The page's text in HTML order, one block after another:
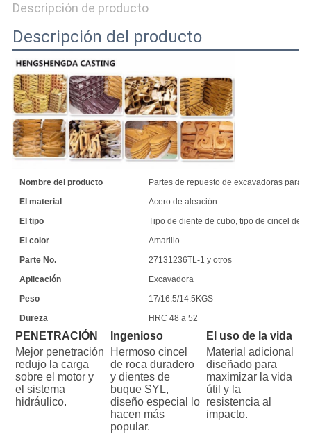
Descripción de producto
Descripción del producto
Nombre del producto
Partes de repuesto de excavadoras para
El material
Acero de aleación
El tipo
Tipo de diente de cubo, tipo de cincel de
El color
Amarillo
Parte No.
27131236TL-1 y otros
Aplicación
Excavadora
Peso
17/16.5/14.5KGS
Dureza
HRC 48 a 52
PENETRACIÓN
Mejor penetración
redujo la carga
sobre el motor y
el sistema
hidráulico.
Ingenioso
Hermoso cincel
de roca duradero
y dientes de
buque SYL,
diseño especial lo
hacen más
popular.
El uso de la vida
Material adicional
diseñado para
maximizar la vida
útil y la
resistencia al
impacto.